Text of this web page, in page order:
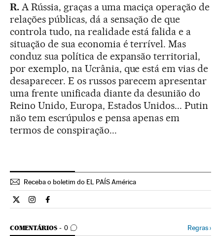
R.A Rússia, graças a uma maciça operação de
relações públicas, dá a sensação de que
controla tudo, na realidade está falida e a
situação de sua economia é terrível. Mas
conduz sua política de expansão territorial,
por exemplo, na Ucrânia, que está em vias de
desaparecer. E os russos parecem apresentar
uma frente unificada diante da desunião do
Reino Unido, Europa, Estados Unidos... Putin
não tem escrúpulos e pensa apenas em
termos de conspiração...
Receba o boletim do EL PAÍS América
Cultura El País Brasil en Twitter
Cultura El País Brasil en Instagram
Cultura El País Brasil en Facebook
COMENTÁRIOS 0
COMENTÁRIOS Regras›